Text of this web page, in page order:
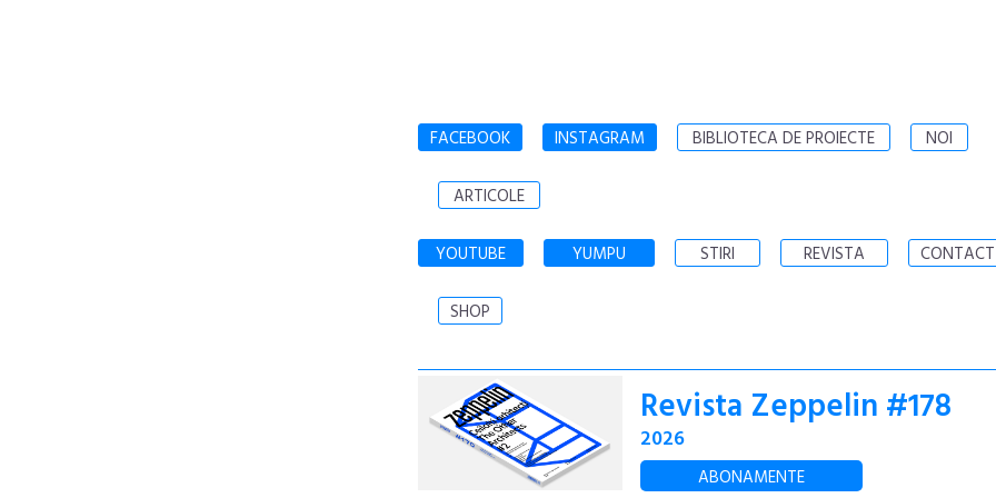
FACEBOOK INSTAGRAM BIBLIOTECA DE PROIECTE NOI
ARTICOLE
YOUTUBE YUMPU STIRI REVISTA CONTACT
SHOP
Revista Zeppelin #178
2026
ABONAMENTE